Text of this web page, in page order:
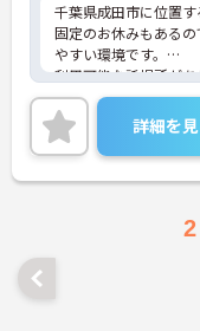
千葉県成田市に位置す
固定のお休みもある
やすい環境です。
利用可能な託児所が
方でも安心して働けま
ご興味をお持ちの方
い。
詳細を
2